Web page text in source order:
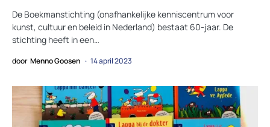
De Boekmanstichting (onafhankelijke kenniscentrum voor
kunst, cultuur en beleid in Nederland) bestaat 60-jaar. De
stichting heeft in een…
door Menno Goosen 14 april 2023